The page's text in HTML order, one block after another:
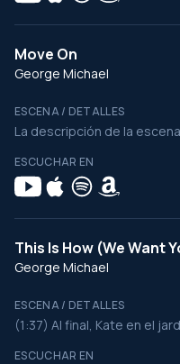
Move On
George Michael
ESCENA / DETALLES
La descripción de la
ESCUCHAR EN
This Is How (We Want
George Michael
ESCENA / DETALLES
(1:37) Al final, Kate en el
ESCUCHAR EN